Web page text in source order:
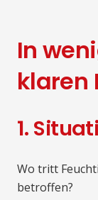
In
klaren
1.
Wo tritt
betroffen?